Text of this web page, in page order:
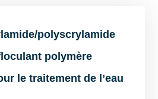
polyscrylamide
polymère
le traitement de l’eau